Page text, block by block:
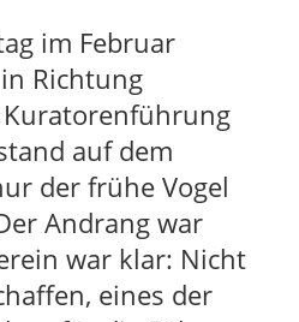
im Februar
Richtung
Kuratorenführung
auf dem
der frühe Vogel
Andrang war
war klar: Nicht
eines der